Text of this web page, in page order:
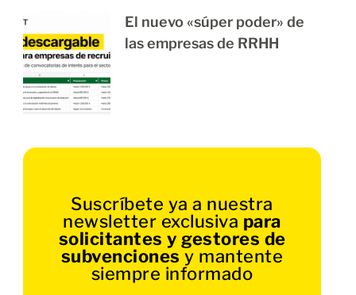
El nuevo «súper poder» de
las empresas de RRHH
Suscríbete ya a nuestra
newsletter exclusiva para
solicitantes y gestores de
subvenciones y mantente
siempre informado